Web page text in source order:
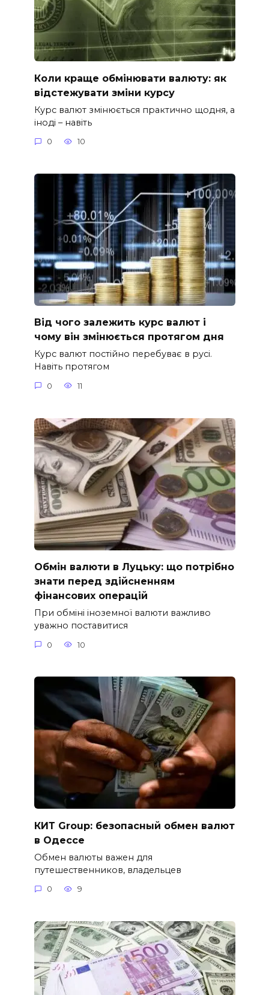
Коли краще обмінювати валюту: як
відстежувати зміни курсу
Курс валют змінюється практично щодня, а
іноді – навіть
0 10
Від чого залежить курс валют і
чому він змінюється протягом дня
Курс валют постійно перебуває в русі.
Навіть протягом
0 11
Обмін валюти в Луцьку: що потрібно
знати перед здійсненням
фінансових операцій
При обміні іноземної валюти важливо
уважно поставитися
0 10
КИТ Group: безопасный обмен валют
в Одессе
Обмен валюты важен для
путешественников, владельцев
0 9